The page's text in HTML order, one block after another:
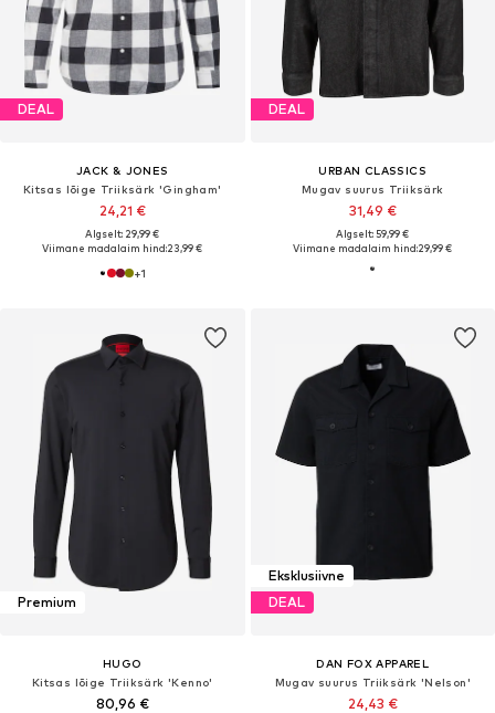
DEAL
JACK & JONES
Kitsas lõige Triiksärk 'Gingham'
24,21 €
Algselt: 29,99 €
Viimane madalaim hind:23,99 €
+1
DEAL
URBAN CLASSICS
Mugav suurus Triiksärk
31,49 €
Algselt: 59,99 €
Viimane madalaim hind:29,99 €
Premium
HUGO
Kitsas lõige Triiksärk 'Kenno'
80,96 €
Eksklusiivne
DEAL
DAN FOX APPAREL
Mugav suurus Triiksärk 'Nelson'
24,43 €